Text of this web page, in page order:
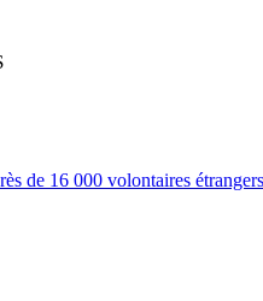
de 16 000 volontaires